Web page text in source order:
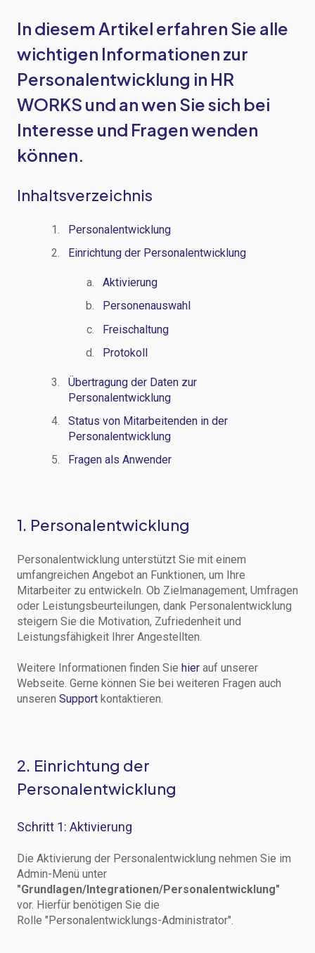
In diesem Artikel erfahren Sie alle
wichtigen Informationen zur
Personalentwicklung in HR
WORKS und an wen Sie sich bei
Interesse und Fragen wenden
können.
Inhaltsverzeichnis
Personalentwicklung
Einrichtung der Personalentwicklung
Aktivierung
Personenauswahl
Freischaltung
Protokoll
Übertragung der Daten zur
Personalentwicklung
Status von Mitarbeitenden in der
Personalentwicklung
Fragen als Anwender
1. Personalentwicklung
Personalentwicklung unterstützt Sie mit einem
umfangreichen Angebot an Funktionen, um Ihre
Mitarbeiter zu entwickeln. Ob Zielmanagement, Umfragen
oder Leistungsbeurteilungen, dank Personalentwicklung
steigern Sie die Motivation, Zufriedenheit und
Leistungsfähigkeit Ihrer Angestellten.
Weitere Informationen finden Sie hier auf unserer
Webseite. Gerne können Sie bei weiteren Fragen auch
unseren Support kontaktieren.
2. Einrichtung der
Personalentwicklung
Schritt 1: Aktivierung
Die Aktivierung der Personalentwicklung nehmen Sie im
Admin-Menü unter
"Grundlagen/Integrationen/Personalentwicklung"
vor. Hierfür benötigen Sie die
Rolle "Personalentwicklungs-Administrator".